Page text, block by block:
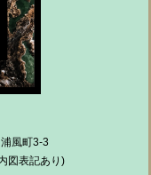
風町3-3
図表記あり)